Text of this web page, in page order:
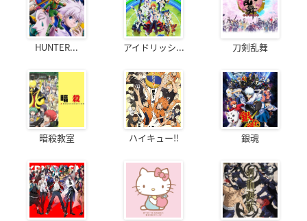
HUNTER... アイドリッシ... 刀剣乱舞
暗殺教室 ハイキュー!! 銀魂